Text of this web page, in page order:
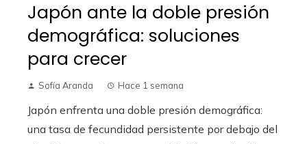
Japón ante la doble presión
demográfica: soluciones
para crecer
Sofía Aranda Hace 1 semana
Japón enfrenta una doble presión demográfica:
una tasa de fecundidad persistente por debajo del